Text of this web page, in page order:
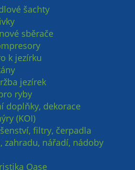
šachty
sběrače
k jezírku
jezírek
ryby
doplňky, dekorace
(KOI)
filtry, čerpadla
zahradu, nářadí, nádoby
Oase